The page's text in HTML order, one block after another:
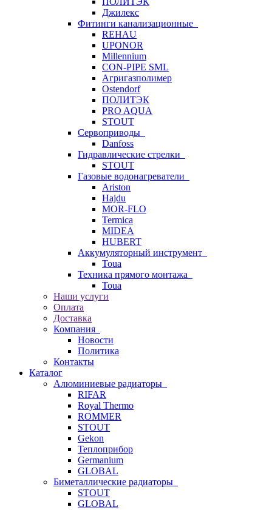
Джилекс
Фитинги канализационные
REHAU
UPONOR
Millennium
CON-PIPE SML
Агригазполимер
Ostendorf
ПОЛИТЭК
PRO AQUA
STOUT
Сервоприводы
Danfoss
Гидравлические стрелки
STOUT
Газовые водонагреватели
Ariston
Hajdu
MOR-FLO
Termica
MIDEA
HUBERT
Аккумуляторный инструмент
Toua
Техника прямого монтажа
Toua
Наши услуги
Оплата
Доставка
Компания
Новости
Политика
Контакты
Каталог
Алюминиевые радиаторы
RIFAR
Royal Thermo
ROMMER
STOUT
Gekon
Теплоприбор
Germanium
GLOBAL
Биметаллические радиаторы
STOUT
GLOBAL